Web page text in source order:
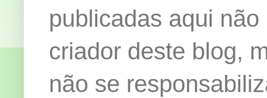
publicadas aqui
criador deste blog,
não se